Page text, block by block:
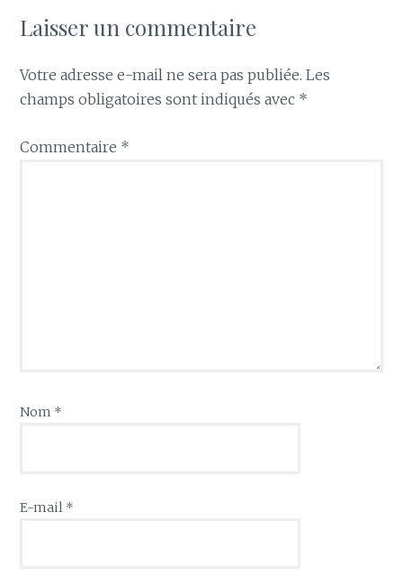
Laisser un commentaire
Votre adresse e-mail ne sera pas publiée. Les
champs obligatoires sont indiqués avec *
Commentaire *
Nom *
E-mail *